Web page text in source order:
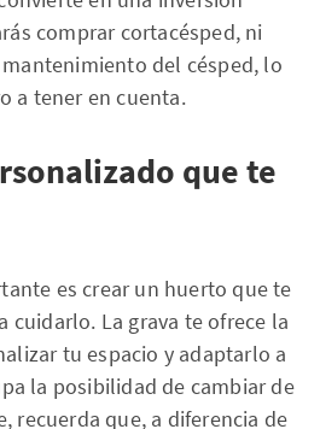
comprar cortacésped, ni
del césped, lo
a tener en cuenta.
que te
es crear un huerto que te
cuidarlo. La grava te ofrece la
tu espacio y adaptarlo a
la posibilidad de cambiar de
recuerda que, a diferencia de